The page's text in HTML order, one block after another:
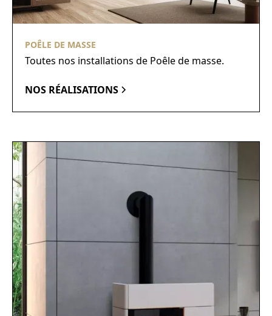
POÊLE DE MASSE
Toutes nos installations de Poêle de masse.
NOS RÉALISATIONS